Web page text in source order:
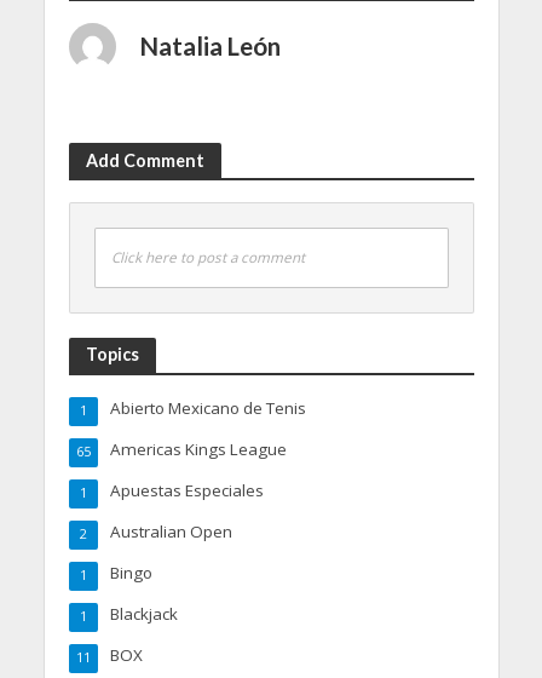
Natalia León
Add Comment
Click here to post a comment
Topics
Abierto Mexicano de Tenis
1
Americas Kings League
65
Apuestas Especiales
1
Australian Open
2
Bingo
1
Blackjack
1
BOX
11